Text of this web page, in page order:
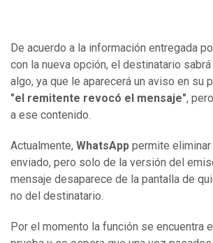
De acuerdo a la información entregada
con la nueva opción, el destinatario
algo, ya que le aparecerá un aviso en su
"el remitente revocó el mensaje",
a ese contenido.
Actualmente, WhatsApp permite
enviado, pero solo de la versión del
mensaje desaparece de la pantalla de
no del destinatario.
Por el momento la función se encuentra